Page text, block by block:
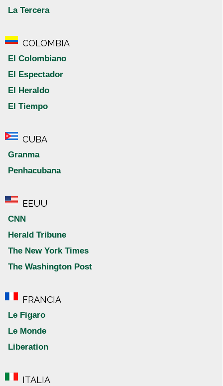
La Tercera
COLOMBIA
El Colombiano
El Espectador
El Heraldo
El Tiempo
CUBA
Granma
Penhacubana
EEUU
CNN
Herald Tribune
The New York Times
The Washington Post
FRANCIA
Le Figaro
Le Monde
Liberation
ITALIA